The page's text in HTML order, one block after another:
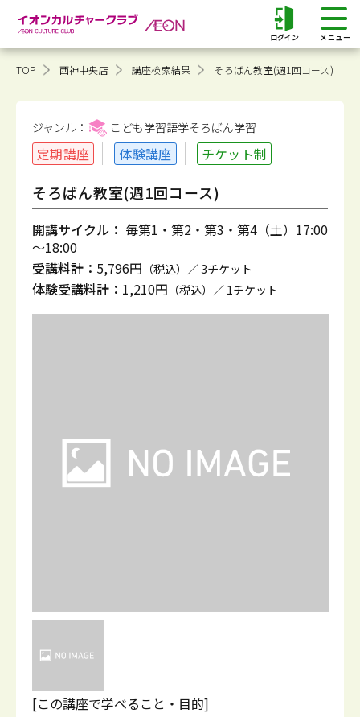
ログイン
TOP 西神中央店 講座検索結果 そろばん教室(週1回コース)
ジャンル： こども学習語学そろばん学習
定期講座 体験講座 チケット制
そろばん教室(週1回コース)
開講サイクル： 毎第1・第2・第3・第4（土）17:00
～18:00
受講料計： 5,796円 （税込）／ 3チケット
体験受講料計： 1,210円 （税込）／ 1チケット
[この講座で学べること・目的]